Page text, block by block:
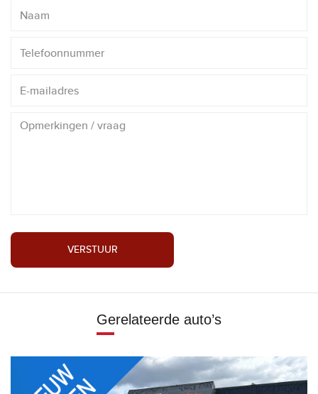
VERSTUUR
Gerelateerde auto’s